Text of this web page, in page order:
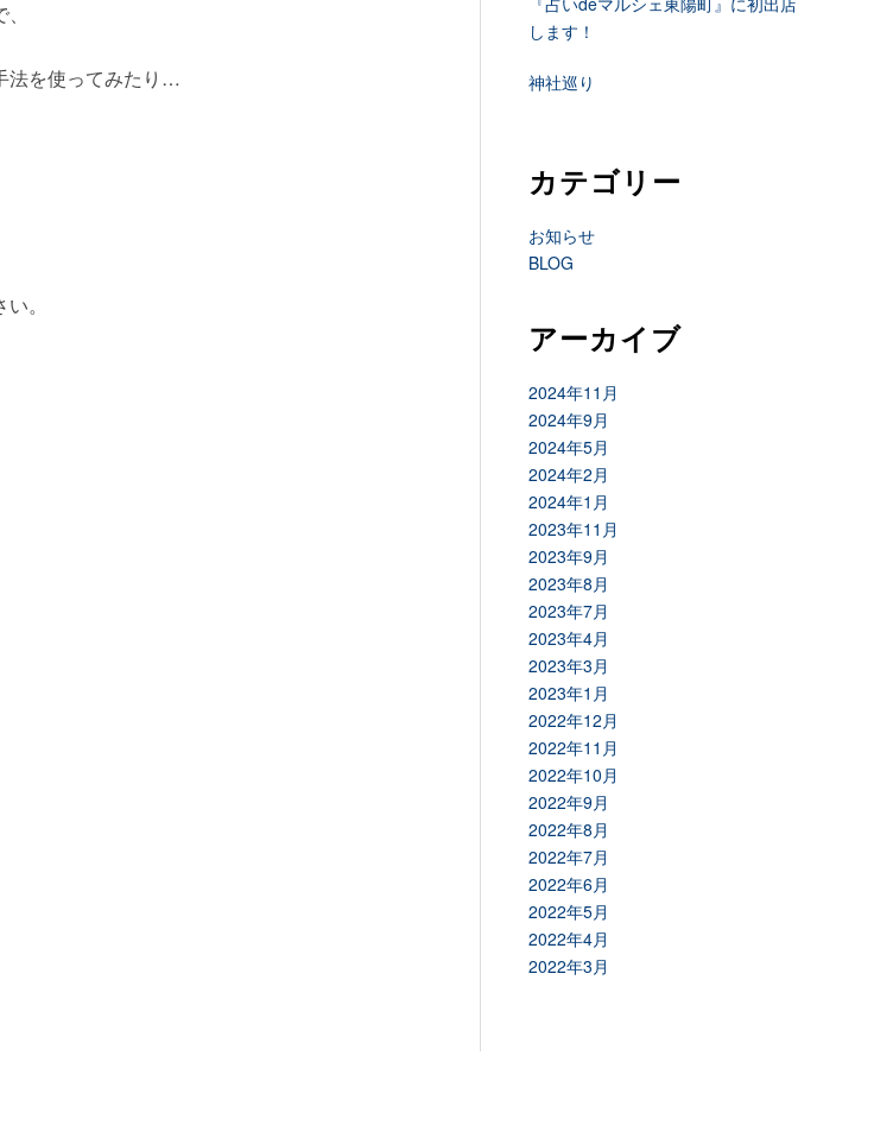
法を使ってみたり…
。
します！
神社巡り
カテゴリー
お知らせ
BLOG
アーカイブ
2024年11月
2024年9月
2024年5月
2024年2月
2024年1月
2023年11月
2023年9月
2023年8月
2023年7月
2023年4月
2023年3月
2023年1月
2022年12月
2022年11月
2022年10月
2022年9月
2022年8月
2022年7月
2022年6月
2022年5月
2022年4月
2022年3月